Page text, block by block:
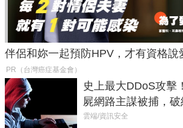
伴侶和妳一起預防HPV，才有資格說
PR（台灣癌症基金會）
史上最大DDoS攻擊
屍網路主謀被捕，
癱瘓全球！
雲端/資訊安全